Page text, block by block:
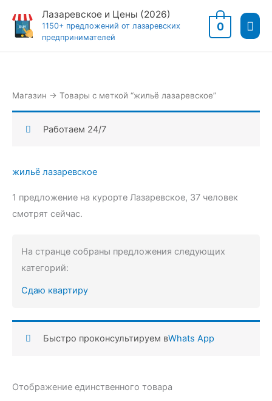
содержимому
Лазаревское и Цены (2026)
1150+ предложений от лазаревских
предпринимателей
0
Магазин → Товары с меткой “жильё лазаревское”
Работаем 24/7
жильё лазаревское
1 предложение на курорте Лазаревское, 37 человек
смотрят сейчас.
На странце собраны предложения следующих
категорий:
Сдаю квартиру
Быстро проконсультируем вWhats App
Отображение единственного товара